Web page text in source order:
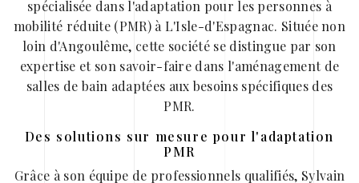
spécialisée dans l'adaptation pour les personnes à
mobilité réduite (PMR) à L'Isle-d'Espagnac. Située non
loin d'Angoulême, cette société se distingue par son
expertise et son savoir-faire dans l'aménagement de
salles de bain adaptées aux besoins spécifiques des
PMR.
Des solutions sur mesure pour l'adaptation
PMR
Grâce à son équipe de professionnels qualifiés, Sylvain